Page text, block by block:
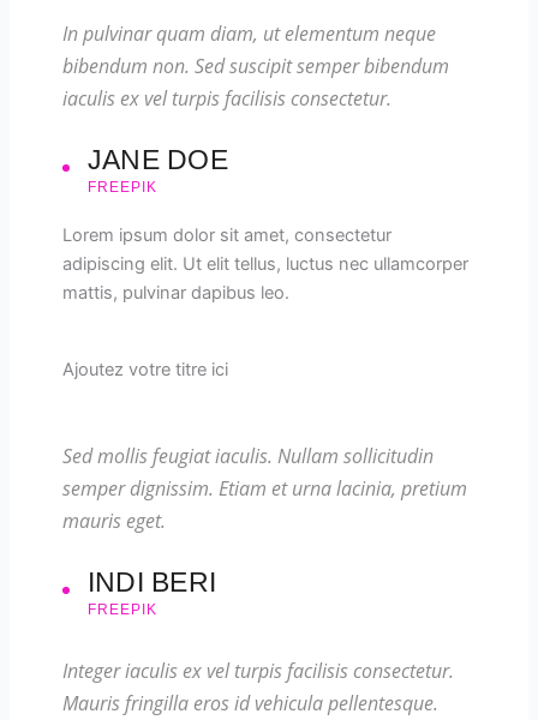
In pulvinar quam diam, ut elementum neque
bibendum non. Sed suscipit semper bibendum
iaculis ex vel turpis facilisis consectetur.
JANE DOE
FREEPIK
Lorem ipsum dolor sit amet, consectetur
adipiscing elit. Ut elit tellus, luctus nec ullamcorper
mattis, pulvinar dapibus leo.
Ajoutez votre titre ici
Sed mollis feugiat iaculis. Nullam sollicitudin
semper dignissim. Etiam et urna lacinia, pretium
mauris eget.
INDI BERI
FREEPIK
Integer iaculis ex vel turpis facilisis consectetur.
Mauris fringilla eros id vehicula pellentesque.